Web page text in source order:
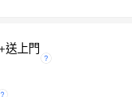
上門